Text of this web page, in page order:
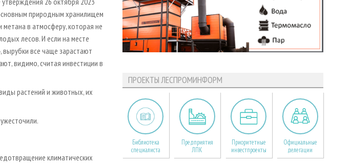
природным хранилищем
метана в атмосферу, которая не
лесов. И если на месте
все чаще зарастают
видимо, считая инвестиции в
растений и животных, их
климатических
ПРОЕКТЫ ЛЕСПРОМИНФОРМ
Библиотека
специалиста
Предприятия
ЛПК
Приоритетные
инвестпроекты
Официальные
делегации